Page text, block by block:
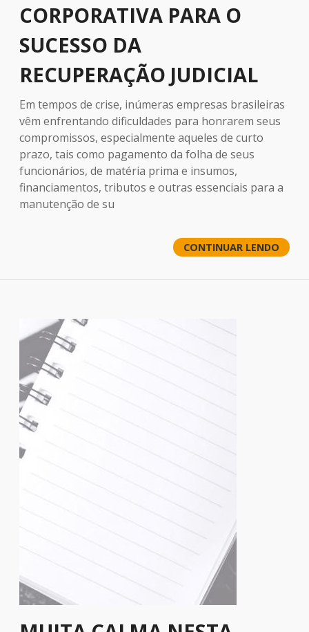
CORPORATIVA PARA O
SUCESSO DA
RECUPERAÇÃO JUDICIAL
Em tempos de crise, inúmeras empresas brasileiras
vêm enfrentando dificuldades para honrarem seus
compromissos, especialmente aqueles de curto
prazo, tais como pagamento da folha de seus
funcionários, de matéria prima e insumos,
financiamentos, tributos e outras essenciais para a
manutenção de su
CONTINUAR LENDO